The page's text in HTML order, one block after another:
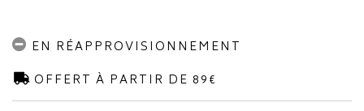
EN RÉAPPROVISIONNEMENT
OFFERT À PARTIR DE 89€